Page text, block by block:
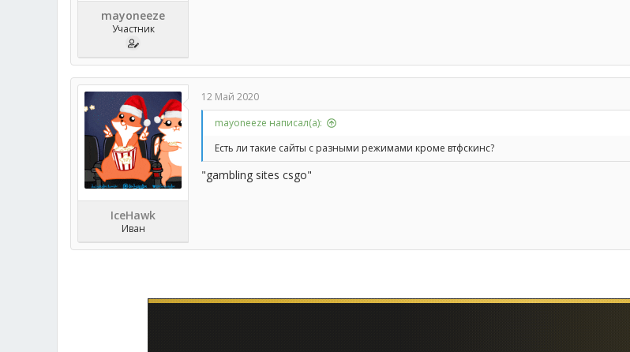
mayoneeze
Участник
IceHawk
Иван
12 Май 2020
mayoneeze написал(а):
Есть ли такие сайты с разными режимами кроме втфскинс?
"gambling sites csgo"